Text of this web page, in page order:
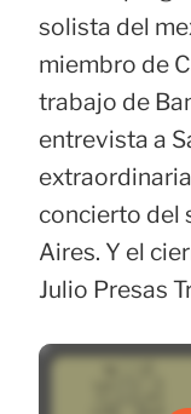
solista del
miembro de
trabajo de
entrevista a
concierto del
Aires. Y el
Julio Presas